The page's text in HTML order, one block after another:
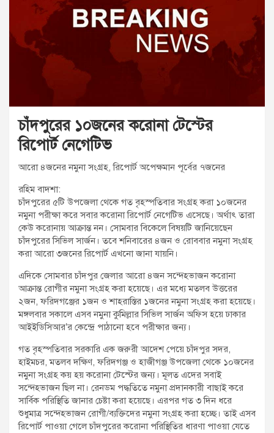
চাঁদপুরের ১০জনের করোনা টেস্টের
রিপোর্ট নেগেটিভ
আরো ৪জনের নমুনা সংগ্রহ, রিপোর্ট অপেক্ষমান পূর্বের ৭জনের
রহিম বাদশা:
চাঁদপুরের ৫টি উপজেলা থেকে গত বৃহস্পতিবার সংগ্রহ করা ১০জনের
নমুনা পরীক্ষা করে সবার করোনা রিপোর্ট নেগেটিভ এসেছে। অর্থাৎ তারা
কেউ করোনায় আক্রান্ত নন। সোমবার বিকেলে বিষয়টি জানিয়েছেন
চাঁদপুরের সিভিল সার্জন। তবে শনিবারের ৪জন ও রোববার নমুনা সংগ্রহ
করা আরো ৩জনের রিপোর্ট এখনো জানা যায়নি।
এদিকে সোমবার চাঁদপুর জেলার আরো ৪জন সন্দেহভাজন করোনা
আক্রান্ত রোগীর নমুনা সংগ্রহ করা হয়েছে। এর মধ্যে মতলব উত্তরের
২জন, ফরিদগঞ্জের ১জন ও শাহরাস্তির ১জনের নমুনা সংগ্রহ করা হয়েছে।
মঙ্গলবার সকালে এসব নমুনা কুমিল্লার সিভিল সার্জন অফিস হয়ে ঢাকার
আইইডিসিআর’র কেন্দ্রে পাঠানো হবে পরীক্ষার জন্য।
গত বৃহস্পতিবার সরকারি এক জরুরী আদেশ পেয়ে চাঁদপুর সদর,
হাইমচর, মতলব দক্ষিণ, ফরিদগঞ্জ ও হাজীগঞ্জ উপজেলা থেকে ১০জনের
নমুনা সংগ্রহ কয় হয় করোনা টেস্টের জন্য। মূলত এদের সবাই
সন্দেহভাজন ছিল না। রেনডম পদ্ধতিতে নমুনা প্রদানকারী বাছাই করে
সার্বিক পরিস্থিতি জানার চেষ্টা করা হয়েছে। এরপর গত ৩ দিন ধরে
শুধুমাত্র সন্দেহভাজন রোগী/ব্যক্তিদের নমুনা সংগ্রহ করা হচ্ছে। তাই এসব
রিপোর্ট পাওয়া গেলে চাঁদপুরের করোনা পরিস্থিতির ধারণা পাওয়া যেতে